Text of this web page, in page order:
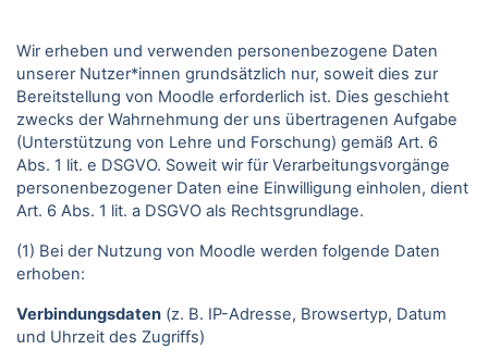
Wir erheben und verwenden personenbezogene Daten
unserer Nutzer*innen grundsätzlich nur, soweit dies zur
Bereitstellung von Moodle erforderlich ist. Dies geschieht
zwecks der Wahrnehmung der uns übertragenen Aufgabe
(Unterstützung von Lehre und Forschung) gemäß Art. 6
Abs. 1 lit. e DSGVO. Soweit wir für Verarbeitungsvorgänge
personenbezogener Daten eine Einwilligung einholen, dient
Art. 6 Abs. 1 lit. a DSGVO als Rechtsgrundlage.
(1) Bei der Nutzung von Moodle werden folgende Daten
erhoben:
Verbindungsdaten (z. B. IP-Adresse, Browsertyp, Datum
und Uhrzeit des Zugriffs)